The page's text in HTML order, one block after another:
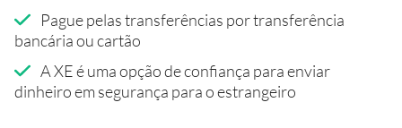
Pague pelas transferências por transferência
bancária ou cartão
A XE é uma opção de confiança para enviar
dinheiro em segurança para o estrangeiro